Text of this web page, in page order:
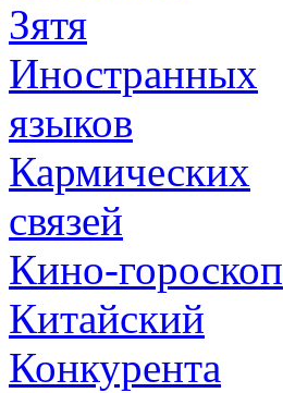
Зятя
Иностранных
языков
Кармических
связей
Кино-гороскоп
Китайский
Конкурента